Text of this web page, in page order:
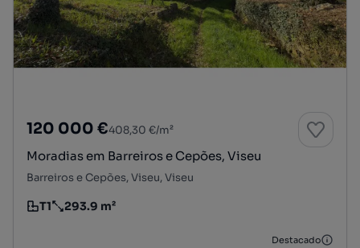
120 000 €408,30 €/m²
Moradias em Barreiros e Cepões, Viseu
Barreiros e Cepões, Viseu, Viseu
Tipologia
T1
Preço por metro quadrado
293.9 m²
Destacado